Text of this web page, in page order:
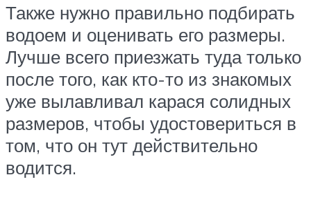
Также нужно правильно подбирать
водоем и оценивать его размеры.
Лучше всего приезжать туда только
после того, как кто-то из знакомых
уже вылавливал карася солидных
размеров, чтобы удостовериться в
том, что он тут действительно
водится.